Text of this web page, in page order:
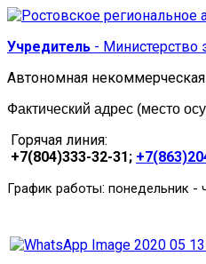
Учредитель - Министерство
Автономная
Фактический адрес (место
Горячая линия:
+7(804)333-32-31;
График работы: понедельник -